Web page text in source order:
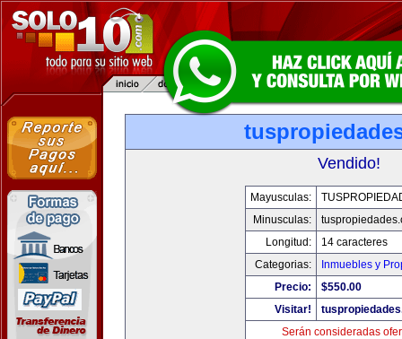
Vendido!
Mayusculas:
Minusculas:
Longitud:
14 caracteres
Categorias:
Inmuebles y
Precio:
$550.00
Visitar!
Serán consideradas